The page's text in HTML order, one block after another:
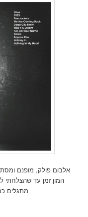
אלבום פולק, מופנם
המון זמן עד
מתגלים